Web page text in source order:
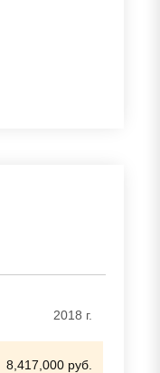
2018 г.
8,417,000 руб.